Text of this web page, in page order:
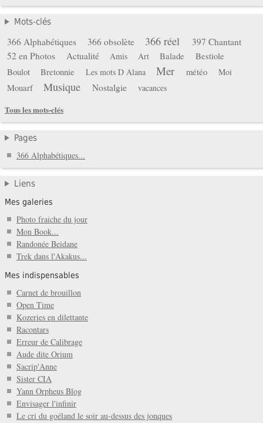
Mots-clés
366 Alphabétiques 366 obsolète 366 réel
397 Chantant
52 en Photos
Actualité Amis Art Balade
Bestiole
Boulot
Bretonnie Les mots D Alana Mer météo Moi
Mouarf Musique Nostalgie
vacances
Tous les mots-clés
Pages
366 Alphabétiques...
Liens
Mes galeries
Photo fraiche du jour
Mon Book...
Randonée Beidane
Trek dans l'Akakus...
Mes indispensables
Carnet de brouillon
Open Time
Kozeries en dilettante
Racontars
Erreur de Calibrage
Aude dite Orium
Sacrip'Anne
Sister CIA
Yann Orpheus Blog
Envisager l'infinir
Le cri du goéland le soir au-dessus des jonques